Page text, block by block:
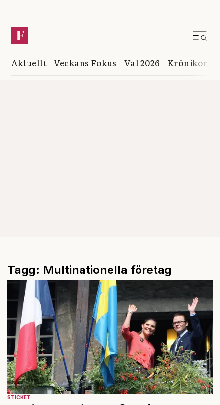
Aktuellt Veckans Fokus Val 2026 Krönikor
Tagg: Multinationella företag
STICKET